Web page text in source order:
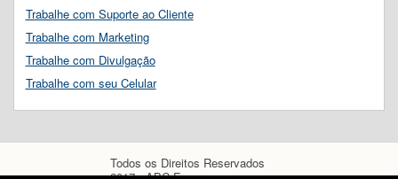
Trabalhe com Suporte ao Cliente
Trabalhe com Marketing
Trabalhe com Divulgação
Trabalhe com seu Celular
Todos os Direitos Reservados